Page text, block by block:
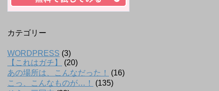
カテゴリー
WORDPRESS (3)
【これはガチ】
(20)
あの場所は、こんなだった！
(16)
こっ、こんなものが…！
(135)